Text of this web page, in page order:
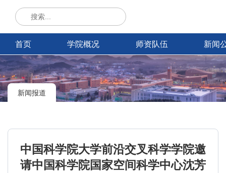
首页 学院概况 师资队伍 新闻
新闻报道
中国科学院大学前沿交叉科学学院邀
请中国科学院国家空间科学中心沈芳